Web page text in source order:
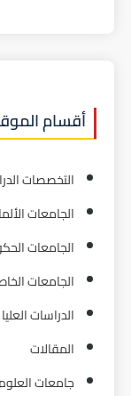
أقسام
التخصصات
الجامعات
الجامعات
الجامعات
الدراسات العليا
المقالات
جامعات